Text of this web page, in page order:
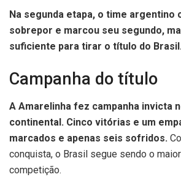
Na segunda etapa, o time argentino
sobrepor e marcou seu segundo,
suficiente para tirar o título do Brasil.
Campanha do título
A Amarelinha fez campanha invicta
continental. Cinco vitórias e um
marcados e apenas seis sofridos.
conquista, o Brasil segue sendo o
competição.